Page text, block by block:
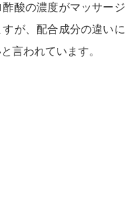
酸の濃度がマッサー
が、配合成分の違い
言われています。